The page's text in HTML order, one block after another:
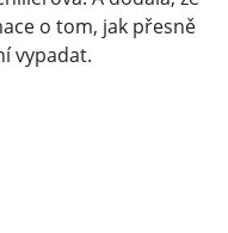
o tom, jak přesně
vypadat.